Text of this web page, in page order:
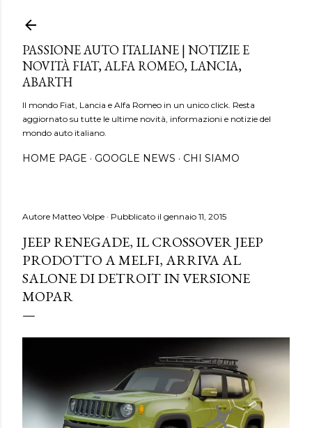
PASSIONE AUTO ITALIANE | NOTIZIE E
NOVITÀ FIAT, ALFA ROMEO, LANCIA,
ABARTH
Il mondo Fiat, Lancia e Alfa Romeo in un unico click. Resta
aggiornato su tutte le ultime novità, informazioni e notizie del
mondo auto italiano.
HOME PAGE GOOGLE NEWS CHI SIAMO
Autore Matteo Volpe Pubblicato il gennaio 11, 2015
JEEP RENEGADE, IL CROSSOVER JEEP
PRODOTTO A MELFI, ARRIVA AL
SALONE DI DETROIT IN VERSIONE
MOPAR